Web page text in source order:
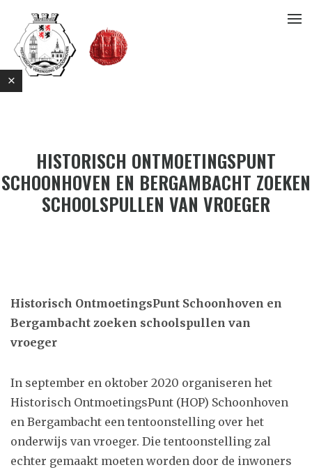
HISTORISCH ONTMOETINGSPUNT
SCHOONHOVEN EN BERGAMBACHT ZOEKEN
SCHOOLSPULLEN VAN VROEGER
Historisch OntmoetingsPunt Schoonhoven en
Bergambacht zoeken schoolspullen van
vroeger
In september en oktober 2020 organiseren het
Historisch OntmoetingsPunt (HOP) Schoonhoven
en Bergambacht een tentoonstelling over het
onderwijs van vroeger. Die tentoonstelling zal
echter gemaakt moeten worden door de inwoners